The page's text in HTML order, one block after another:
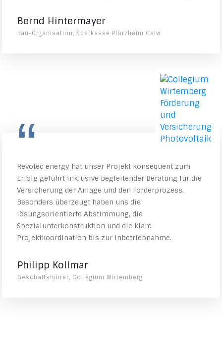
Bernd Hintermayer
Bau-Organisation, Sparkasse Pforzheim Calw
“
Revotec energy hat unser Projekt konsequent zum
Erfolg geführt inklusive begleitender Beratung für die
Versicherung der Anlage und den Förderprozess.
Besonders überzeugt haben uns die
lösungsorientierte Abstimmung, die
Spezialunterkonstruktion und die klare
Projektkoordination bis zur Inbetriebnahme.
Philipp Kollmar
Geschäftsführer, Collegium Wirtemberg